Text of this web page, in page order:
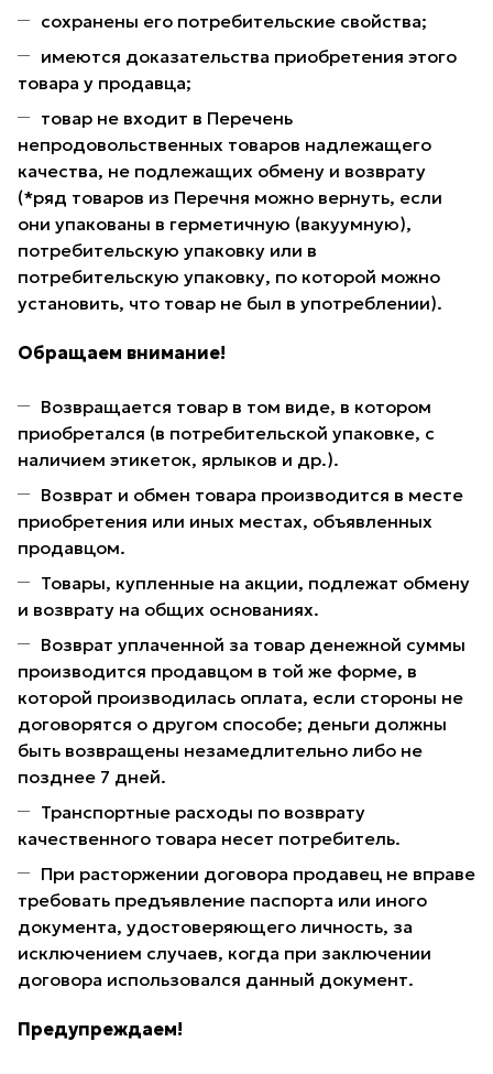
сохранены его потребительские свойства;
имеются доказательства приобретения этого
товара у продавца;
товар не входит в Перечень
непродовольственных товаров надлежащего
качества, не подлежащих обмену и возврату
(*ряд товаров из Перечня можно вернуть, если
они упакованы в герметичную (вакуумную),
потребительскую упаковку или в
потребительскую упаковку, по которой можно
установить, что товар не был в употреблении).
Обращаем внимание!
Возвращается товар в том виде, в котором
приобретался (в потребительской упаковке, с
наличием этикеток, ярлыков и др.).
Возврат и обмен товара производится в месте
приобретения или иных местах, объявленных
продавцом.
Товары, купленные на акции, подлежат обмену
и возврату на общих основаниях.
Возврат уплаченной за товар денежной суммы
производится продавцом в той же форме, в
которой производилась оплата, если стороны не
договорятся о другом способе; деньги должны
быть возвращены незамедлительно либо не
позднее 7 дней.
Транспортные расходы по возврату
качественного товара несет потребитель.
При расторжении договора продавец не вправе
требовать предъявление паспорта или иного
документа, удостоверяющего личность, за
исключением случаев, когда при заключении
договора использовался данный документ.
Предупреждаем!